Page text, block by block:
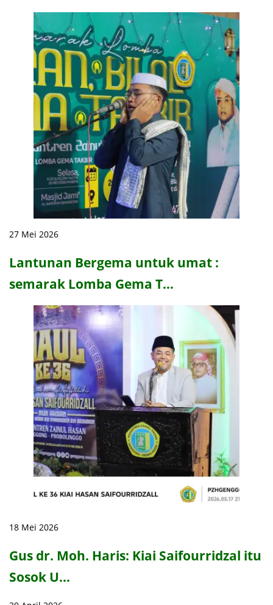
27 Mei 2026
Lantunan Bergema untuk umat :
semarak Lomba Gema T…
18 Mei 2026
Gus dr. Moh. Haris: Kiai Saifourridzal itu
Sosok U…